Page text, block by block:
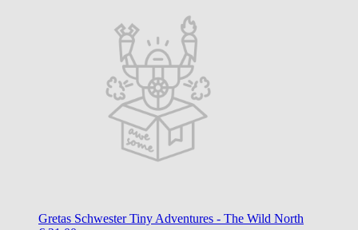
Gretas Schwester Tiny Adventures - The Wild North